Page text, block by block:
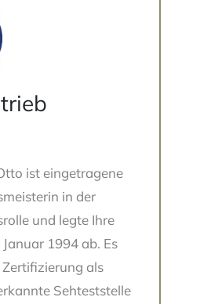
ist eingetragene
in der
und legte Ihre
1994 ab. Es
als
Sehteststelle